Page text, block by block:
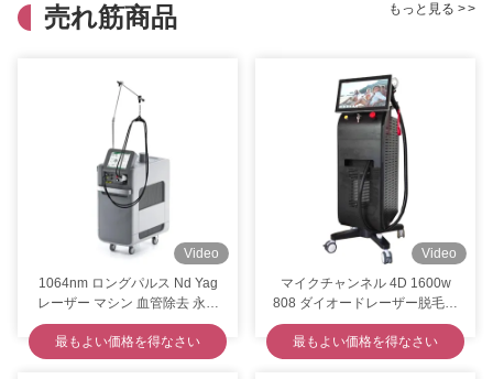
売れ筋商品 もっと見る >>
Video
1064nm ロングパルス Nd Yag
レーザー マシン 血管除去 永久
脱毛
最もよい価格を得なさい
Video
マイクチャンネル 4D 1600w
808 ダイオードレーザー脱毛機
Y9 Pro
最もよい価格を得なさい